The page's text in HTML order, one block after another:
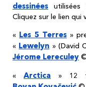
dessinées
Cliquez sur le lien qui
« Les 5 Terres»
« Lewelyn » (David
Jérome Lereculey
« Arctica » 12